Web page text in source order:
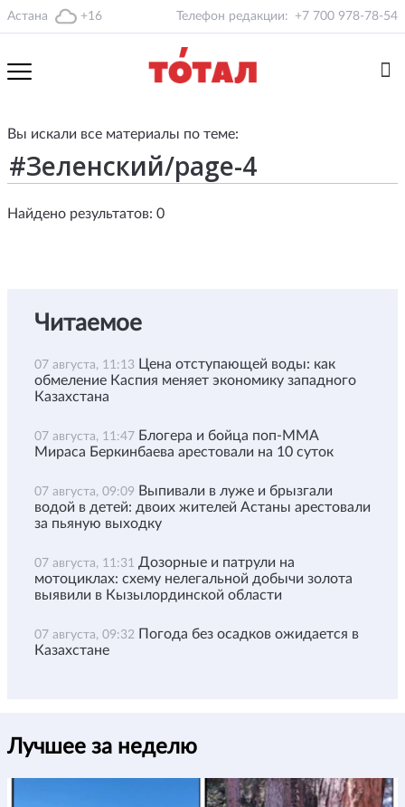
Астана +16 Телефон редакции: +7 700 978-78-54
Вы искали все материалы по теме:
Найдено результатов: 0
Читаемое
07 августа, 11:13 Цена отступающей воды: как
обмеление Каспия меняет экономику западного
Казахстана
07 августа, 11:47 Блогера и бойца поп-ММА
Мираса Беркинбаева арестовали на 10 суток
07 августа, 09:09 Выпивали в луже и брызгали
водой в детей: двоих жителей Астаны арестовали
за пьяную выходку
07 августа, 11:31 Дозорные и патрули на
мотоциклах: схему нелегальной добычи золота
выявили в Кызылординской области
07 августа, 09:32 Погода без осадков ожидается в
Казахстане
Лучшее за неделю